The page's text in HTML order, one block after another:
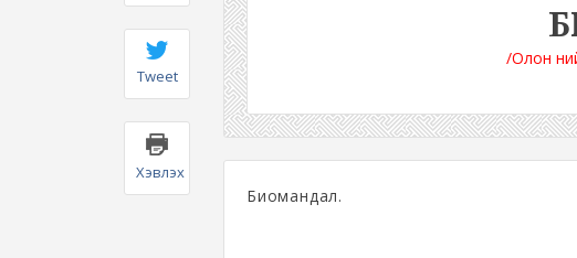
Tweet
Хэвлэх
/Олон
Биомандал.